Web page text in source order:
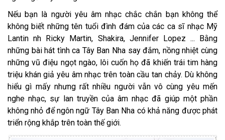
Nếu bạn là người yêu âm nhạc chắc chắn bạn không thể
không biết những tên tuổi đình đám của các ca sĩ nhạc Mỹ
Lantin nh Ricky Martin, Shakira, Jennifer Lopez ... Bằng
những bài hát tình ca Tây Ban Nha say đắm, nồng nhiệt cùng
những vũ điệu ngọt ngào, lôi cuốn họ đã khiến trái tim hàng
triệu khán giả yêu âm nhạc trên toàn cầu tan chảy. Dù không
hiểu gì mấy nhưng rất nhiều người vẫn vô cùng yêu mến
nghe nhạc, sự lan truyền của âm nhạc đã giúp một phần
không nhỏ để ngôn ngữ Tây Ban Nha có khả năng được phát
triển rộng khắp trên toàn thế giới.